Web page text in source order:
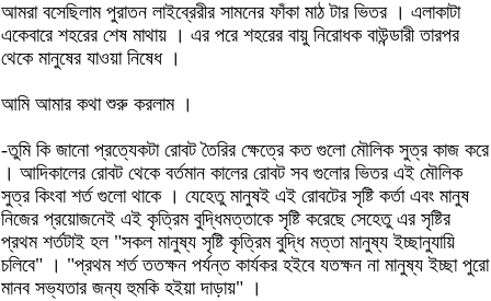
আমরা বসেছিলাম পুরাতন লাইব্রেরীর সামনের ফাঁকা মাঠ টার ভিতর । এলাকাটা
একেবারে শহরের শেষ মাথায় । এর পরে শহরের বায়ু নিরোধক বাউন্ডারী তারপর
থেকে মানুষের যাওয়া নিষেধ ।
আমি আমার কথা শুরু করলাম ।
-তুমি কি জানো প্রত্যেকটা রোবট তৈরির ক্ষেত্রে কত গুলো মৌলিক সুত্র কাজ করে
। আদিকালের রোবট থেকে বর্তমান কালের রোবট সব গুলোর ভিতর এই মৌলিক
সুত্র কিংবা শর্ত গুলো থাকে । যেহেতু মানুষই এই রোবটের সৃষ্টি কর্তা এবং মানুষ
নিজের প্রয়োজনেই এই কৃত্রিম বুদ্ধিমত্তাকে সৃষ্টি করেছে সেহেতু এর সৃষ্টির
প্রথম শর্তটাই হল "সকল মানুষ্য সৃষ্টি কৃত্রিম বুদ্ধি মত্তা মানুষ্য ইচ্ছানুযায়ি
চলিবে" । "প্রথম শর্ত ততক্ষন পর্যন্ত কার্যকর হইবে যতক্ষন না মানুষ্য ইচ্ছা পুরো
মানব সভ্যতার জন্য হুমকি হইয়া দাড়ায়" ।